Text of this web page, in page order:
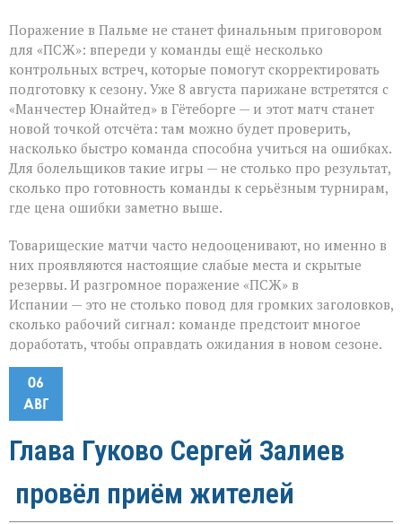
Поражение в Пальме не станет финальным приговором
для «ПСЖ»: впереди у команды ещё несколько
контрольных встреч, которые помогут скорректировать
подготовку к сезону. Уже 8 августа парижане встретятся с
«Манчестер Юнайтед» в Гётеборге — и этот матч станет
новой точкой отсчёта: там можно будет проверить,
насколько быстро команда способна учиться на ошибках.
Для болельщиков такие игры — не столько про результат,
сколько про готовность команды к серьёзным турнирам,
где цена ошибки заметно выше.
Товарищеские матчи часто недооценивают, но именно в
них проявляются настоящие слабые места и скрытые
резервы. И разгромное поражение «ПСЖ» в
Испании — это не столько повод для громких заголовков,
сколько рабочий сигнал: команде предстоит многое
доработать, чтобы оправдать ожидания в новом сезоне.
06
АВГ
Глава Гуково Сергей Залиев
провёл приём жителей